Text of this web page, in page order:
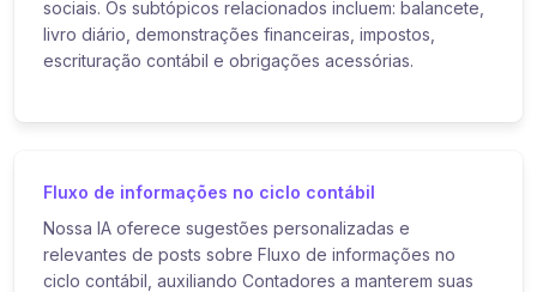
sociais. Os subtópicos relacionados incluem: balancete,
livro diário, demonstrações financeiras, impostos,
escrituração contábil e obrigações acessórias.
Fluxo de informações no ciclo contábil
Nossa IA oferece sugestões personalizadas e
relevantes de posts sobre Fluxo de informações no
ciclo contábil, auxiliando Contadores a manterem suas